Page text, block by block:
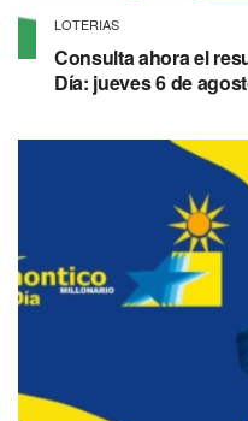
LOTERIAS
Consulta ahora el
Día: jueves 6 de